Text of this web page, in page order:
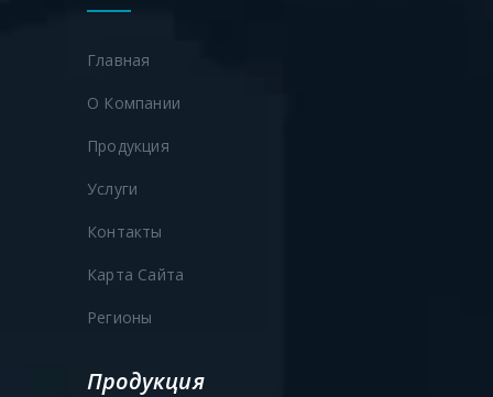
Главная
О Компании
Продукция
Услуги
Контакты
Карта Сайта
Регионы
Продукция